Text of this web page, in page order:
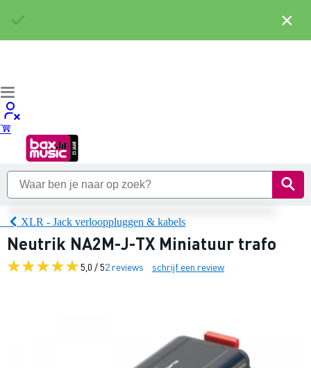
XLR - Jack verlooppluggen & kabels
Neutrik NA2M-J-TX Miniatuur trafo
5,0 / 52 reviews schrijf een review
×